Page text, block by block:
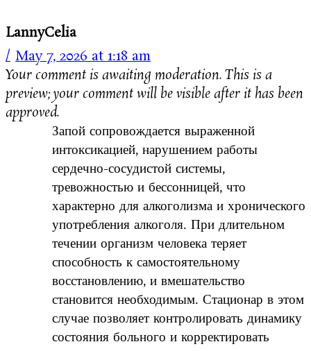
LannyCelia
May 7, 2026 at 1:18 am
Your comment is awaiting moderation. This is a
preview; your comment will be visible after it has been
approved.
Запой сопровождается выраженной
интоксикацией, нарушением работы
сердечно-сосудистой системы,
тревожностью и бессонницей, что
характерно для алкоголизма и хронического
употребления алкоголя. При длительном
течении организм человека теряет
способность к самостоятельному
восстановлению, и вмешательство
становится необходимым. Стационар в этом
случае позволяет контролировать динамику
состояния больного и корректировать